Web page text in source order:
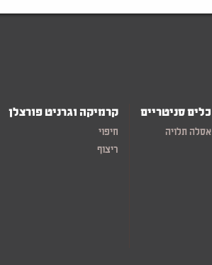
כלים סניטריים
אסלה תלויה
קרמיקה וגרניט פורצלן
חיפוי
ריצוף